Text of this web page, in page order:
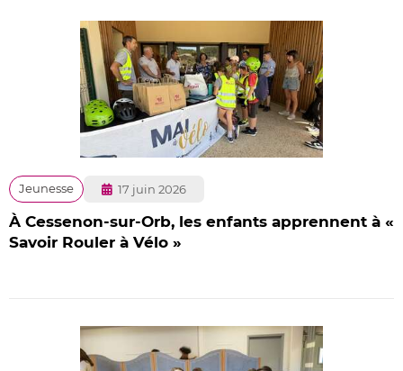
Jeunesse
Publié
17 juin 2026
À Cessenon-sur-Orb, les enfants apprennent à «
Savoir Rouler à Vélo »